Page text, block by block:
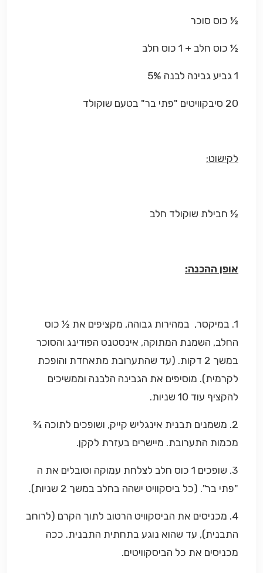
½ כוס סוכר
½ כוס חלב + 1 כוס חלב
1 גביע גבינה לבנה 5%
20 סיבקוויטים "פתי בר" בטעם שוקולד
לקישוט:
½ חבילת שוקולד חלב
אופן ההכנה:
1. במיקסר, במהירות גבוהה, מקציפים את ½ כוס
החלב, השמנת המתוקה, אינסטנט הפודינג והסוכר
במשך 2 דקות. (עד שהתערובת מתאחדת והופכת
לקרמית). מוסיפים את הגבינה הלבנה וממשיכים
להקציף עוד 10 שניות.
2. משמנים תבנית אינגליש קייק, ושופכים לתוכה ¾
מכמות התערובת. מיישרים בעזרת לקקן.
3. שופכים 1 כוס חלב לצלחת עמוקה וטובלים את ה
"פתי בר". (כל ביסקוויט ישהה בחלב במשך 2 שניות).
4. מכניסים את הביסקוויט הרטוב לתוך הקרם (לרוחב
התבנית), עד שהוא נוגע בתחתית התבנית. ככה
מכניסים את כל הביסקוויטים.